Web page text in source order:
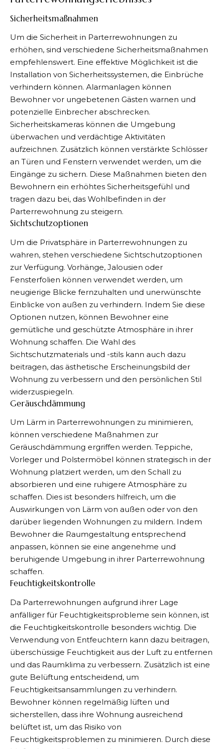
Sicherheitsmaßnahmen
Um die Sicherheit in Parterrewohnungen zu
erhöhen, sind verschiedene Sicherheitsmaßnahmen
empfehlenswert. Eine effektive Möglichkeit ist die
Installation von Sicherheitssystemen, die Einbrüche
verhindern können. Alarmanlagen können
Bewohner vor ungebetenen Gästen warnen und
potenzielle Einbrecher abschrecken.
Sicherheitskameras können die Umgebung
überwachen und verdächtige Aktivitäten
aufzeichnen. Zusätzlich können verstärkte Schlösser
an Türen und Fenstern verwendet werden, um die
Eingänge zu sichern. Diese Maßnahmen bieten den
Bewohnern ein erhöhtes Sicherheitsgefühl und
tragen dazu bei, das Wohlbefinden in der
Parterrewohnung zu steigern.
Sichtschutzoptionen
Um die Privatsphäre in Parterrewohnungen zu
wahren, stehen verschiedene Sichtschutzoptionen
zur Verfügung. Vorhänge, Jalousien oder
Fensterfolien können verwendet werden, um
neugierige Blicke fernzuhalten und unerwünschte
Einblicke von außen zu verhindern. Indem Sie diese
Optionen nutzen, können Bewohner eine
gemütliche und geschützte Atmosphäre in ihrer
Wohnung schaffen. Die Wahl des
Sichtschutzmaterials und -stils kann auch dazu
beitragen, das ästhetische Erscheinungsbild der
Wohnung zu verbessern und den persönlichen Stil
widerzuspiegeln.
Geräuschdämmung
Um Lärm in Parterrewohnungen zu minimieren,
können verschiedene Maßnahmen zur
Geräuschdämmung ergriffen werden. Teppiche,
Vorleger und Polstermöbel können strategisch in der
Wohnung platziert werden, um den Schall zu
absorbieren und eine ruhigere Atmosphäre zu
schaffen. Dies ist besonders hilfreich, um die
Auswirkungen von Lärm von außen oder von den
darüber liegenden Wohnungen zu mildern. Indem
Bewohner die Raumgestaltung entsprechend
anpassen, können sie eine angenehme und
beruhigende Umgebung in ihrer Parterrewohnung
schaffen.
Feuchtigkeitskontrolle
Da Parterrewohnungen aufgrund ihrer Lage
anfälliger für Feuchtigkeitsprobleme sein können, ist
die Feuchtigkeitskontrolle besonders wichtig. Die
Verwendung von Entfeuchtern kann dazu beitragen,
überschüssige Feuchtigkeit aus der Luft zu entfernen
und das Raumklima zu verbessern. Zusätzlich ist eine
gute Belüftung entscheidend, um
Feuchtigkeitsansammlungen zu verhindern.
Bewohner können regelmäßig lüften und
sicherstellen, dass ihre Wohnung ausreichend
belüftet ist, um das Risiko von
Feuchtigkeitsproblemen zu minimieren. Durch diese